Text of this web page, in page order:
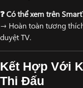
❓ Có thể xem trên
→ Hoàn toàn tương
duyệt TV.
Kết Hợp Với
Thi Đấu